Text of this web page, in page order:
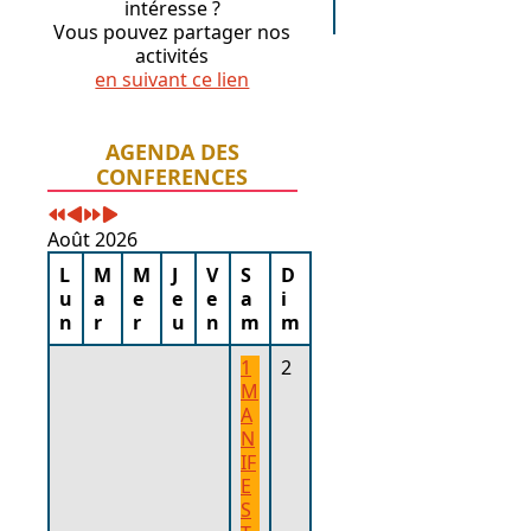
intéresse ?
Vous pouvez partager nos
activités
en suivant ce lien
AGENDA DES
CONFERENCES
précédente
précédent
Année
suivante
Mois
suivant
Août 2026
L
u
n
M
a
r
M
e
r
J
e
u
V
e
n
S
a
m
D
i
m
1
M
A
N
IF
E
S
2